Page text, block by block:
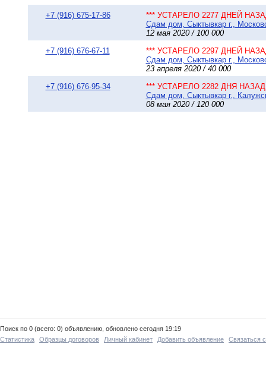
+7 (916) 675-17-86
*** УСТАРЕЛО 2277 ДНЕЙ
Сдам дом, Сыктывкар г.,
12 мая 2020 / 100 000
+7 (916) 676-67-11
*** УСТАРЕЛО 2297 ДНЕЙ
Сдам дом, Сыктывкар г.,
23 апреля 2020 / 40 000
+7 (916) 676-95-34
*** УСТАРЕЛО 2282 ДНЯ НАЗАД
Сдам дом, Сыктывкар г.,
08 мая 2020 / 120 000
Поиск по 0 (всего: 0) объявлению, обновлено сегодня 19:19
Статистика
Образцы договоров Личный кабинет Добавить объявление Связаться